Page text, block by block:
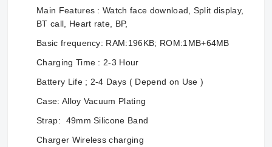
Main Features : Watch face download, Split display,
BT call, Heart rate, BP,
Basic frequency: RAM:196KB; ROM:1MB+64MB
Charging Time : 2-3 Hour
Battery Life ; 2-4 Days ( Depend on Use )
Case: Alloy Vacuum Plating
Strap: 49mm Silicone Band
Charger Wireless charging